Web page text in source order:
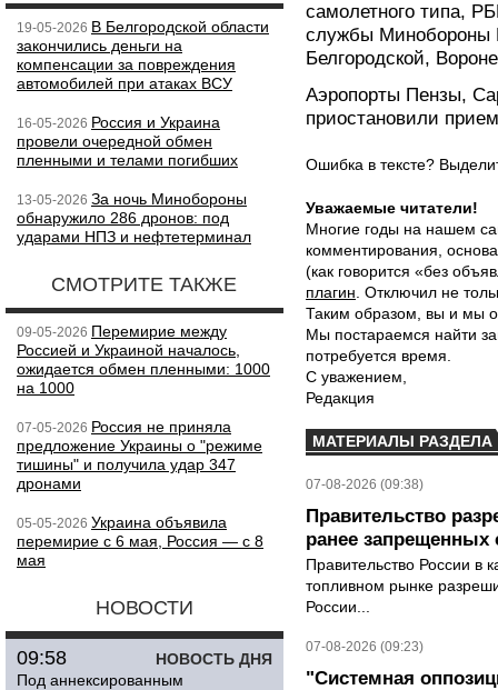
19-05-2026 В Белгородской области
закончились деньги на
компенсации за повреждения
автомобилей при атаках ВСУ
16-05-2026 Россия и Украина
провели очередной обмен
пленными и телами погибших
13-05-2026 За ночь Минобороны
обнаружило 286 дронов: под
ударами НПЗ и нефтетерминал
СМОТРИТЕ ТАКЖЕ
09-05-2026 Перемирие между
Россией и Украиной началось,
ожидается обмен пленными: 1000
на 1000
07-05-2026 Россия не приняла
предложение Украины о "режиме
тишины" и получила удар 347
дронами
05-05-2026 Украина объявила
перемирие с 6 мая, Россия — с 8
мая
НОВОСТИ
НОВОСТЬ ДНЯ
09:58
Под аннексированным
самолетного типа,
службы Минобороны
Белгородской,
Аэропорты Пензы,
приостановили
Ошибка в тексте?
Уважаемые читатели!
Многие годы на нашем
комментирования,
(как говорится «без
плагин . Отключил не
Таким образом, вы и мы
Мы постараемся найти
потребуется время.
С уважением,
Редакция
МАТЕРИАЛЫ РАЗДЕЛА
07-08-2026 (09:38)
Правительство
ранее запрещенных
Правительство России в
топливном рынке
России...
07-08-2026 (09:23)
"Системная